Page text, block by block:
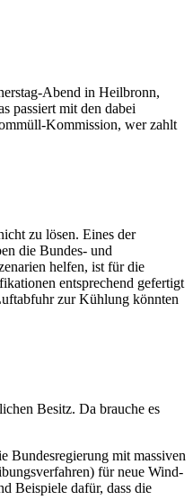
Abend in Heilbronn,
passiert mit den dabei
Kommission, wer zahlt
zu lösen. Eines der
die Bundes- und
helfen, ist für die
entsprechend gefertigt
zur Kühlung könnten
Besitz. Da brauche es
Bundesregierung mit massiven
für neue Wind-
Beispiele dafür, dass die